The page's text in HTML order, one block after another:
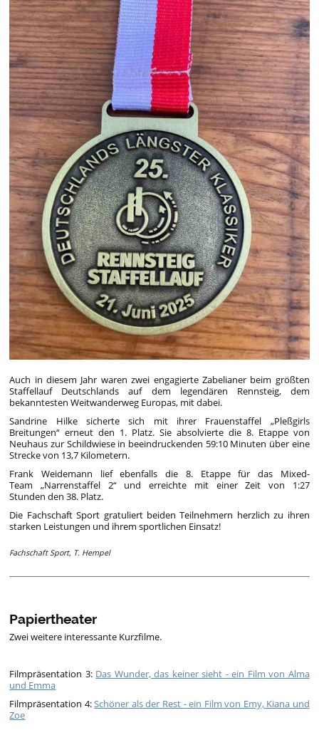
Auch in diesem Jahr waren zwei engagierte Zabelianer beim größten
Staffellauf Deutschlands auf dem legendären Rennsteig, dem
bekanntesten Weitwanderweg Europas, mit dabei.
Sandrine Hilke sicherte sich mit ihrer Frauenstaffel „Pleßgirls
Breitungen“ erneut den 1. Platz. Sie absolvierte die 8. Etappe von
Neuhaus zur Schildwiese in beeindruckenden 59:10 Minuten über eine
Strecke von 13,7 Kilometern.
Frank Weidemann lief ebenfalls die 8. Etappe für das Mixed-
Team „Narrenstaffel 2“ und erreichte mit einer Zeit von 1:27
Stunden den 38. Platz.
Die Fachschaft Sport gratuliert beiden Teilnehmern herzlich zu ihren
starken Leistungen und ihrem sportlichen Einsatz!
Fachschaft Sport, T. Hempel
Papiertheater
Zwei weitere interessante Kurzfilme.
Filmpräsentation 3: Das Wunder, das keiner sieht - ein Film von Alma
und Emma
Filmpräsentation 4:Schöner als der Rest - ein Film von Emy, Kiana und
Zoe